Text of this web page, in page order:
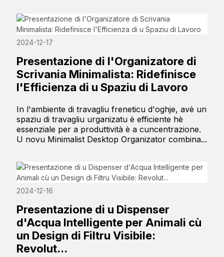
2024-12-17
Presentazione di l'Organizatore di
Scrivania Minimalista: Ridefinisce
l'Efficienza di u Spaziu di Lavoro
In l'ambiente di travagliu freneticu d'oghje, avè un
spaziu di travagliu urganizatu è efficiente hè
essenziale per a produttività è a cuncentrazione.
U novu Minimalist Desktop Organizator combina...
2024-12-16
Presentazione di u Dispenser
d'Acqua Intelligente per Animali cù
un Design di Filtru Visibile:
Revolut...